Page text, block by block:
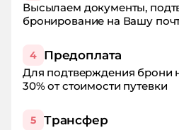
Высылаем документы,
бронирование на Вашу
4 Предоплата
Для подтверждения брони
30% от стоимости путевки
5 Трансфер